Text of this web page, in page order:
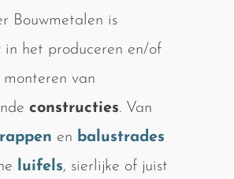
Bouwmetalen is
in het produceren en/of
monteren van
constructies. Van
en balustrades
luifels, sierlijke of juist